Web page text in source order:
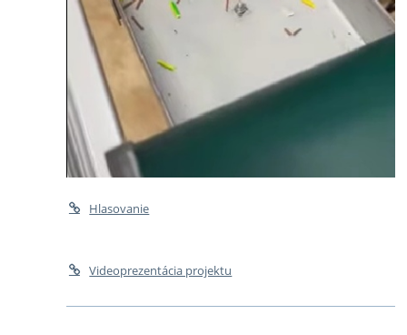
Hlasovanie
Videoprezentácia projektu